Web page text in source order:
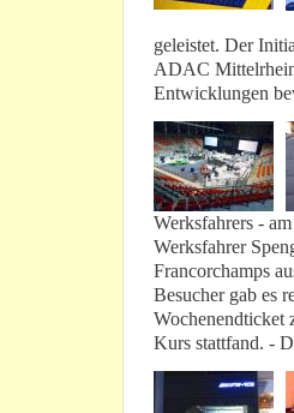
geleistet. Der
ADAC Mittelrhein
Entwicklungen
Werksfahrers -
Werksfahrer
Francorchamps
Besucher gab es
Wochenendticket
Kurs stattfand. -